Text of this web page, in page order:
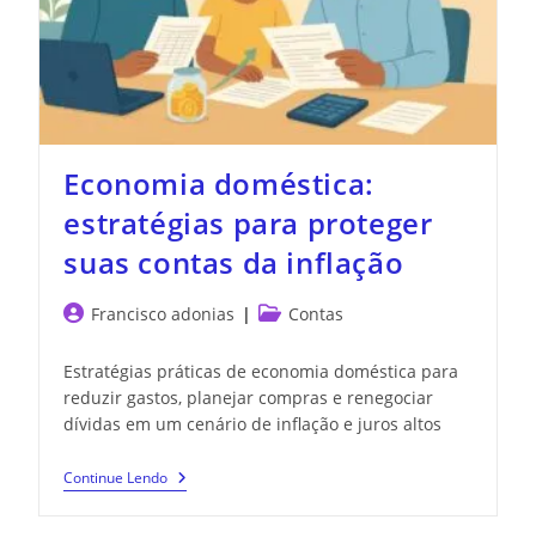
Economia doméstica:
estratégias para proteger
suas contas da inflação
Francisco adonias Contas
Estratégias práticas de economia doméstica para
reduzir gastos, planejar compras e renegociar
dívidas em um cenário de inflação e juros altos
Continue Lendo